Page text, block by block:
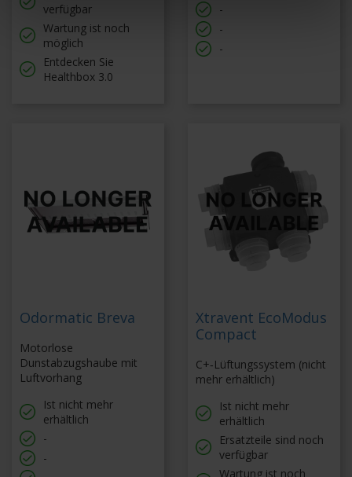
verfügbar
Wartung ist noch
möglich
Entdecken Sie
Healthbox 3.0
-
-
-
Odormatic Breva
Motorlose
Dunstabzugshaube mit
Luftvorhang
Ist nicht mehr
erhältlich
-
-
Xtravent EcoModus
Compact
C+‑Lüftungssystem (nicht
mehr erhältlich)
Ist nicht mehr
erhältlich
Ersatzteile sind noch
verfügbar
Wartung ist noch